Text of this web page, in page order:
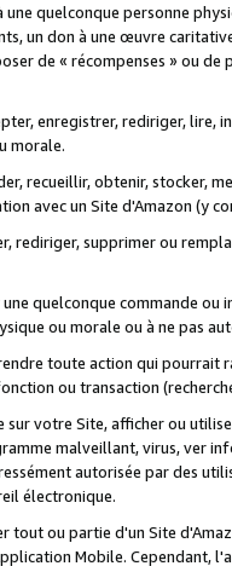
une quelconque personne
un don à une œuvre
de « récompenses » ou
enregistrer, rediriger,
morale.
recueillir, obtenir, stocker,
avec un Site d'Amazon (y
rediriger, supprimer ou
une quelconque commande
ou morale ou à ne pas
toute action qui
ou transaction
sur votre Site, afficher ou
malveillant, virus, ver
autorisée par des
électronique.
tout ou partie d'un Site
Mobile. Cependant,